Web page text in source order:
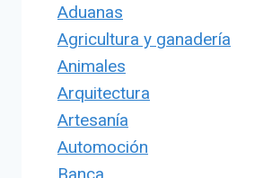
Aduanas
Agricultura y ganadería
Animales
Arquitectura
Artesanía
Automoción
Banca